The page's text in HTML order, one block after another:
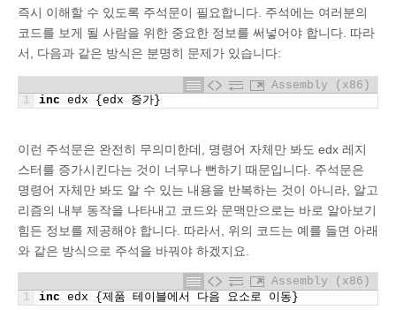
즉시 이해할 수 있도록 주석문이 필요합니다. 주석에는 여러분의
코드를 보게 될 사람을 위한 중요한 정보를 써넣어야 합니다. 따라
서, 다음과 같은 방식은 분명히 문제가 있습니다:
Assembly (x86)
1
inc edx { edx 증가 }
이런 주석문은 완전히 무의미한데, 명령어 자체만 봐도 edx 레지
스터를 증가시킨다는 것이 너무나 뻔하기 때문입니다. 주석문은
명령어 자체만 봐도 알 수 있는 내용을 반복하는 것이 아니라, 알고
리즘의 내부 동작을 나타내고 코드와 문맥만으로는 바로 알아보기
힘든 정보를 제공해야 합니다. 따라서, 위의 코드는 예를 들면 아래
와 같은 방식으로 주석을 바꿔야 하겠지요.
Assembly (x86)
1
inc edx { 제품 테이블에서 다음 요소로 이동 }